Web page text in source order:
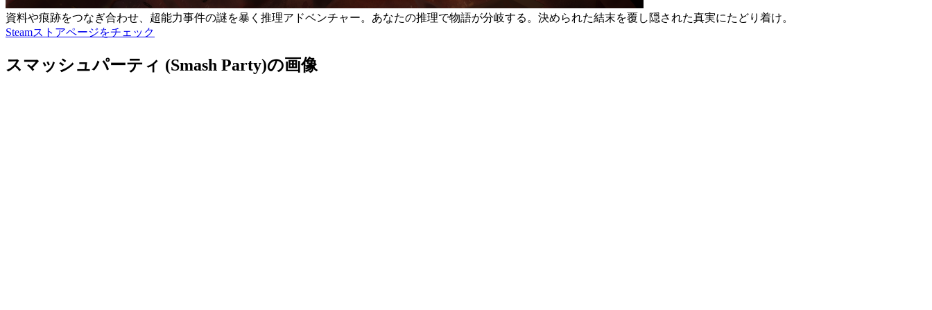
資料や痕跡をつなぎ合わせ、超能力事件の謎を暴く推理アドベンチャー。あなたの推理で物語が分岐する。決められた結末を覆し隠された真実にたどり着け。
Steamストアページをチェック
スマッシュパーティ (Smash Party)の画像